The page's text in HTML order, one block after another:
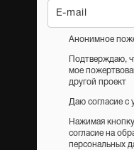
Анонимное
Подтверждаю,
мое
другой проект
Даю согласие с
Нажимая
согласие на
персональных